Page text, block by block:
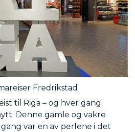
Fredrikstad
til Riga – og hver gang
Denne gamle og vakre
gang var en av perlene i det